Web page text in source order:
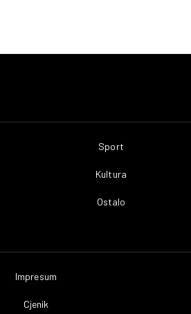
Sport
Kultura
Ostalo
Impresum
Cjenik